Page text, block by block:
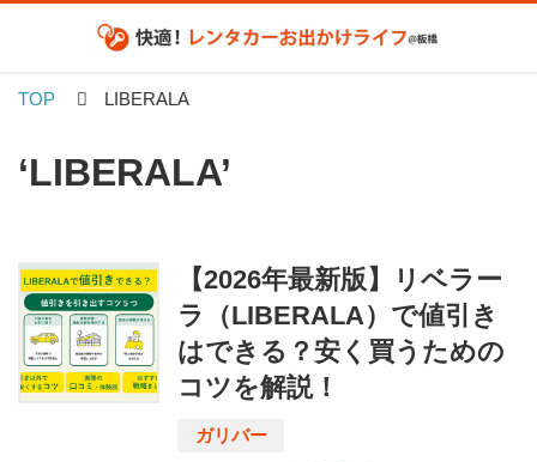
TOP LIBERALA
‘LIBERALA’
【2026年最新版】リベラー
ラ（LIBERALA）で値引き
はできる？安く買うための
コツを解説！